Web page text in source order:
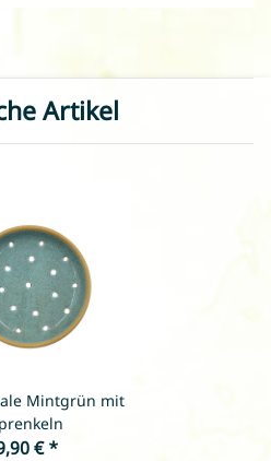
Artikel
Mintgrün mit
€*